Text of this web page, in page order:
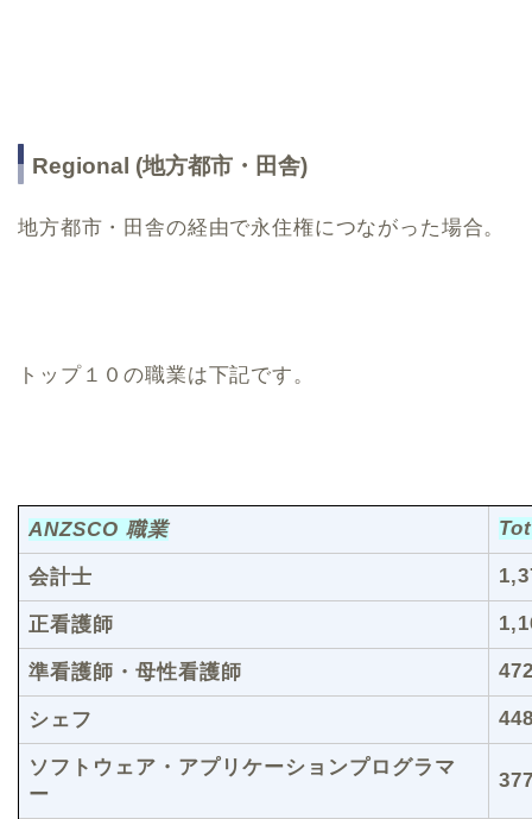
Regional (地方都市・田舎)
地方都市・田舎の経由で永住権につながった場合。
トップ１０の職業は下記です。
ANZSCO 職業
会計士
正看護師
準看護師・母性看護師
シェフ
ソフトウェア・アプリケーションプログラマ
ー